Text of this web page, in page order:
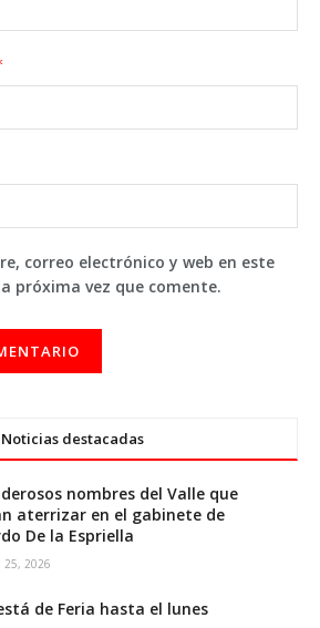
correo electrónico y web en este
próxima vez que comente.
Noticias destacadas
nombres del Valle que
aterrizar en el gabinete de
De la Espriella
25, 2026
de Feria hasta el lunes